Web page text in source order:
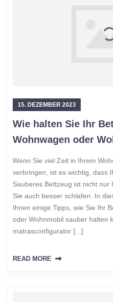
15. DEZEMBER 2023
Wie halten Sie Ihr
Wohnwagen oder
Wenn Sie viel Zeit in Ihrem
verbringen, ist es wichtig, dass
Sauberes Bettzeug ist nicht nur
Sie auch besser schlafen. In
Ihnen einige Tipps, wie Sie Ihr
oder Wohnmobil sauber halten
matrasconfigurator [...]
READ MORE